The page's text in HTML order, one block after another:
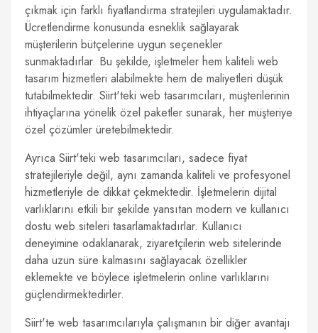
çıkmak için farklı fiyatlandırma stratejileri uygulamaktadır.
Ücretlendirme konusunda esneklik sağlayarak
müşterilerin bütçelerine uygun seçenekler
sunmaktadırlar. Bu şekilde, işletmeler hem kaliteli web
tasarım hizmetleri alabilmekte hem de maliyetleri düşük
tutabilmektedir. Siirt'teki web tasarımcıları, müşterilerinin
ihtiyaçlarına yönelik özel paketler sunarak, her müşteriye
özel çözümler üretebilmektedir.
Ayrıca Siirt'teki web tasarımcıları, sadece fiyat
stratejileriyle değil, aynı zamanda kaliteli ve profesyonel
hizmetleriyle de dikkat çekmektedir. İşletmelerin dijital
varlıklarını etkili bir şekilde yansıtan modern ve kullanıcı
dostu web siteleri tasarlamaktadırlar. Kullanıcı
deneyimine odaklanarak, ziyaretçilerin web sitelerinde
daha uzun süre kalmasını sağlayacak özellikler
eklemekte ve böylece işletmelerin online varlıklarını
güçlendirmektedirler.
Siirt'te web tasarımcılarıyla çalışmanın bir diğer avantajı